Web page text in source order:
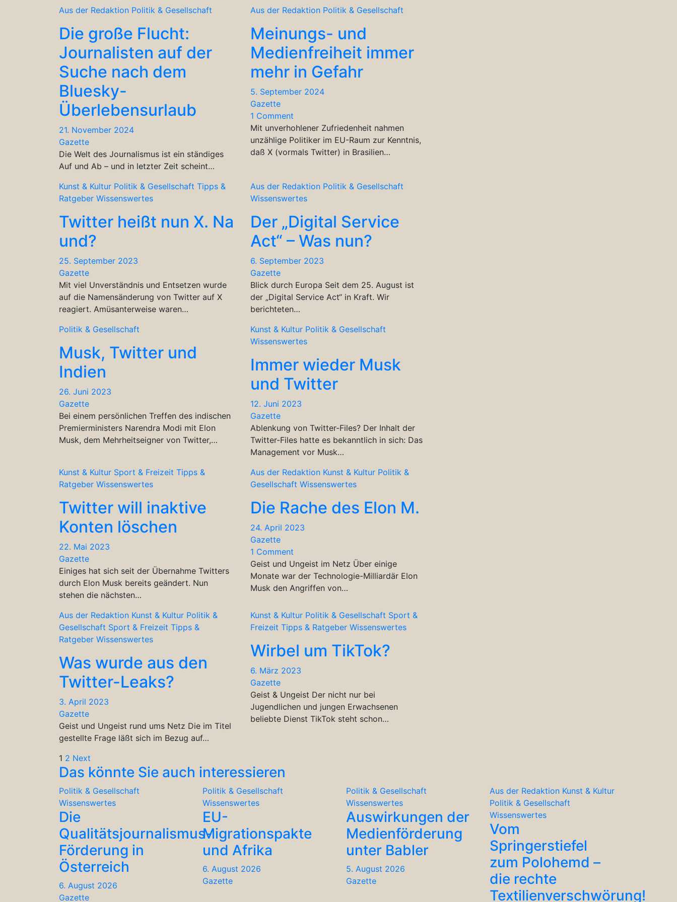
Aus der Redaktion Politik & Gesellschaft
Die große Flucht:
Journalisten auf der
Suche nach dem
Bluesky-
Überlebensurlaub
21. November 2024
Gazette
Die Welt des Journalismus ist ein ständiges
Auf und Ab – und in letzter Zeit scheint…
Aus der Redaktion Politik & Gesellschaft
Meinungs- und
Medienfreiheit immer
mehr in Gefahr
5. September 2024
Gazette
1 Comment
Mit unverhohlener Zufriedenheit nahmen
unzählige Politiker im EU-Raum zur Kenntnis,
daß X (vormals Twitter) in Brasilien…
Kunst & Kultur Politik & Gesellschaft Tipps &
Ratgeber Wissenswertes
Twitter heißt nun X. Na
und?
25. September 2023
Gazette
Mit viel Unverständnis und Entsetzen wurde
auf die Namensänderung von Twitter auf X
reagiert. Amüsanterweise waren…
Aus der Redaktion Politik & Gesellschaft
Wissenswertes
Der „Digital Service
Act“ – Was nun?
6. September 2023
Gazette
Blick durch Europa Seit dem 25. August ist
der „Digital Service Act“ in Kraft. Wir
berichteten…
Politik & Gesellschaft
Musk, Twitter und
Indien
26. Juni 2023
Gazette
Bei einem persönlichen Treffen des indischen
Premierministers Narendra Modi mit Elon
Musk, dem Mehrheitseigner von Twitter,…
Kunst & Kultur Politik & Gesellschaft
Wissenswertes
Immer wieder Musk
und Twitter
12. Juni 2023
Gazette
Ablenkung von Twitter-Files? Der Inhalt der
Twitter-Files hatte es bekanntlich in sich: Das
Management vor Musk…
Kunst & Kultur Sport & Freizeit Tipps &
Ratgeber Wissenswertes
Twitter will inaktive
Konten löschen
22. Mai 2023
Gazette
Einiges hat sich seit der Übernahme Twitters
durch Elon Musk bereits geändert. Nun
stehen die nächsten…
Aus der Redaktion Kunst & Kultur Politik &
Gesellschaft Wissenswertes
Die Rache des Elon M.
24. April 2023
Gazette
1 Comment
Geist und Ungeist im Netz Über einige
Monate war der Technologie-Milliardär Elon
Musk den Angriffen von…
Aus der Redaktion Kunst & Kultur Politik &
Gesellschaft Sport & Freizeit Tipps &
Ratgeber Wissenswertes
Was wurde aus den
Twitter-Leaks?
3. April 2023
Gazette
Geist und Ungeist rund ums Netz Die im Titel
gestellte Frage läßt sich im Bezug auf…
Kunst & Kultur Politik & Gesellschaft Sport &
Freizeit Tipps & Ratgeber Wissenswertes
Wirbel um TikTok?
6. März 2023
Gazette
Geist & Ungeist Der nicht nur bei
Jugendlichen und jungen Erwachsenen
beliebte Dienst TikTok steht schon…
Seitennummerierung
der
Beiträge
1 2 Next
Das könnte Sie auch interessieren
Politik & Gesellschaft
Wissenswertes
Die
Qualitätsjournalismus-
Förderung in
Österreich
6. August 2026
Gazette
Politik & Gesellschaft
Wissenswertes
EU-
Migrationspakte
und Afrika
6. August 2026
Gazette
Politik & Gesellschaft
Wissenswertes
Auswirkungen der
Medienförderung
unter Babler
5. August 2026
Gazette
Aus der Redaktion Kunst & Kultur
Politik & Gesellschaft
Wissenswertes
Vom
Springerstiefel
zum Polohemd –
die rechte
Textilienverschwörung!